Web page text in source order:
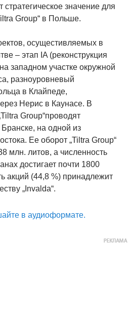
значение для
Group“ в Польше.
осущестивляемых в
– этап IA (реконструкция
западном участке окружной
разноуровневый
в Клайпеде,
Нерис в Каунасе. В
Group“проводят
Бранске, на одной из
Ее оборот „Tiltra Group“
млн. литов, а численность
достигает почти 1800
акций (44,8 %) принадлежит
„Invalda“.
в аудиоформате.